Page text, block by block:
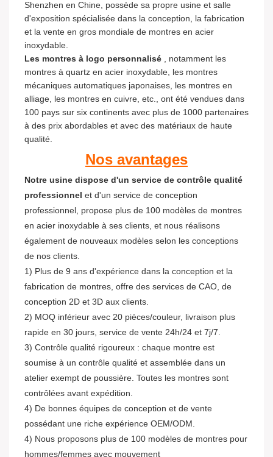
Shenzhen en Chine, possède sa propre usine et salle
d'exposition spécialisée dans la conception, la fabrication
et la vente en gros mondiale de montres en acier
inoxydable.
Les montres à logo personnalisé , notamment les
montres à quartz en acier inoxydable, les montres
mécaniques automatiques japonaises, les montres en
alliage, les montres en cuivre, etc., ont été vendues dans
100 pays sur six continents avec plus de 1000 partenaires
à des prix abordables et avec des matériaux de haute
qualité.
Nos avantages
Notre usine dispose d'un service de contrôle qualité
professionnel et d'un service de conception
professionnel, propose plus de 100 modèles de montres
en acier inoxydable à ses clients, et nous réalisons
également de nouveaux modèles selon les conceptions
de nos clients.
1) Plus de 9 ans d'expérience dans la conception et la
fabrication de montres, offre des services de CAO, de
conception 2D et 3D aux clients.
2) MOQ inférieur avec 20 pièces/couleur, livraison plus
rapide en 30 jours, service de vente 24h/24 et 7j/7.
3) Contrôle qualité rigoureux : chaque montre est
soumise à un contrôle qualité et assemblée dans un
atelier exempt de poussière. Toutes les montres sont
contrôlées avant expédition.
4) De bonnes équipes de conception et de vente
possédant une riche expérience OEM/ODM.
4) Nous proposons plus de 100 modèles de montres pour
hommes/femmes avec mouvement